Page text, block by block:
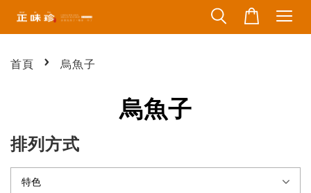
首頁 › 烏魚子
烏魚子
排列方式